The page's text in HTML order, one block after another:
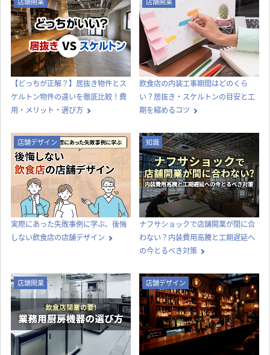
【どっちが正解？】居抜き物件とス
ケルトン物件の違いを徹底比較！費
用・メリット・選び方
飲食店の内装工事期間はどのくら
い？居抜き・スケルトンの目安と工
期を縮めるコツ
店舗デザイン
実際にあった失敗事例に学ぶ、後悔
しない飲食店の店舗デザイン
知識
ナフサショックで店舗開業が間に合
わない？内装費用高騰と工期遅延へ
の今とるべき対策
店舗開業 店舗デザイン